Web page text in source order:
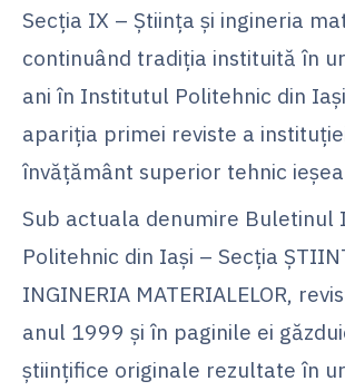
Secţia IX – Ştiinţa şi ingineria
continuând tradiţia instituită în
ani în Institutul Politehnic din
apariţia primei reviste a
învăţământ superior tehnic
Sub actuala denumire Buletinul
Politehnic din Iaşi – Secţia
INGINERIA MATERIALELOR,
anul 1999 şi în paginile ei
ştiinţifice originale rezultate în